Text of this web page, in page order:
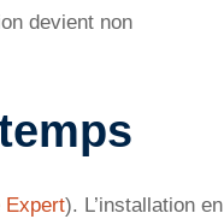
devient non
Expert). L’installation en